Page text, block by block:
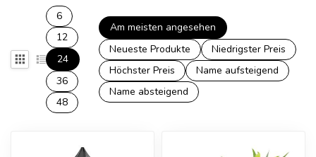
6
12
24
36
48
Am meisten angesehen
Neueste Produkte
Niedrigster Preis
Höchster Preis
Name aufsteigend
Name absteigend